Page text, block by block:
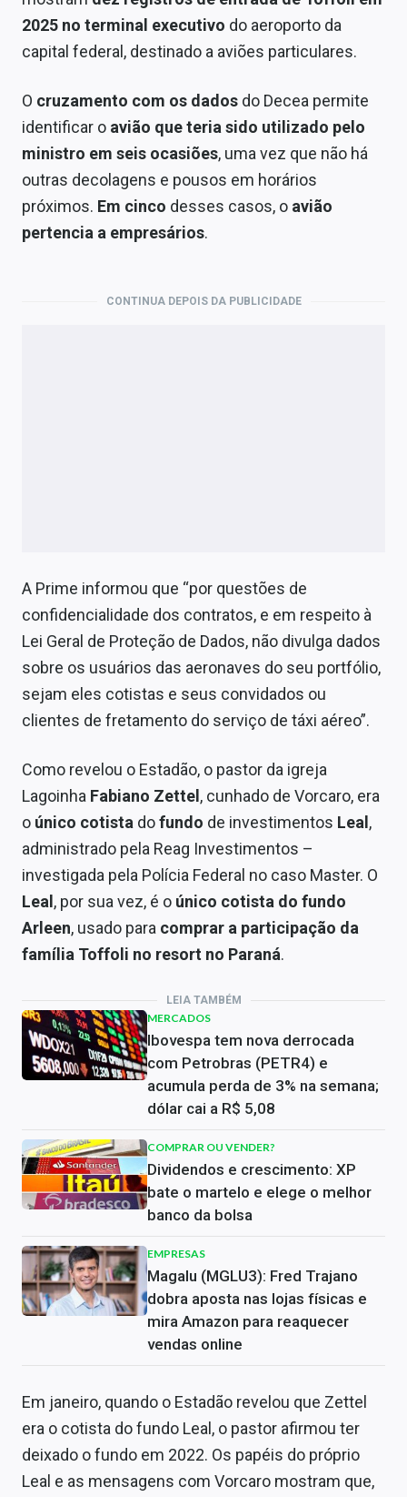
2025 no terminal executivo do aeroporto da
capital federal, destinado a aviões particulares.
O cruzamento com os dados do Decea permite
identificar o avião que teria sido utilizado pelo
ministro em seis ocasiões, uma vez que não há
outras decolagens e pousos em horários
próximos. Em cinco desses casos, o avião
pertencia a empresários.
CONTINUA DEPOIS DA PUBLICIDADE
A Prime informou que “por questões de
confidencialidade dos contratos, e em respeito à
Lei Geral de Proteção de Dados, não divulga dados
sobre os usuários das aeronaves do seu portfólio,
sejam eles cotistas e seus convidados ou
clientes de fretamento do serviço de táxi aéreo”.
Como revelou o Estadão, o pastor da igreja
Lagoinha Fabiano Zettel , cunhado de Vorcaro, era
o único cotista dofundo de investimentos Leal ,
administrado pela Reag Investimentos –
investigada pela Polícia Federal no caso Master. O
Leal , por sua vez, é o único cotista do fundo
Arleen, usado para comprar a participação da
família Toffoli no resort no Paraná.
LEIA TAMBÉM
MERCADOS
Ibovespa tem nova derrocada
com Petrobras (PETR4) e
acumula perda de 3% na semana;
dólar cai a R$ 5,08
COMPRAR OU VENDER?
Dividendos e crescimento: XP
bate o martelo e elege o melhor
banco da bolsa
EMPRESAS
Magalu (MGLU3): Fred Trajano
dobra aposta nas lojas físicas e
mira Amazon para reaquecer
vendas online
Em janeiro, quando o Estadão revelou que Zettel
era o cotista do fundo Leal, o pastor afirmou ter
deixado o fundo em 2022. Os papéis do próprio
Leal e as mensagens com Vorcaro mostram que,